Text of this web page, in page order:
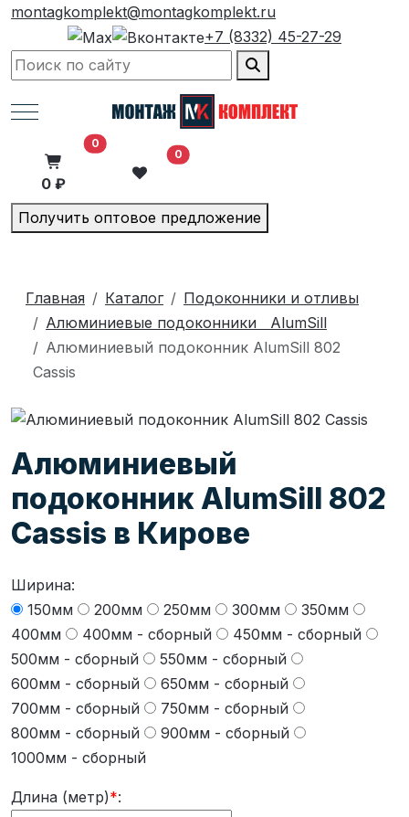
montagkomplekt@montagkomplekt.ru
+7 (8332) 45-27-29
Mobile Menu Toggle
0В корзину
0 ₽
0
Получить оптовое предложение
Главная Каталог
Подоконники и отливы
Алюминиевые подоконники AlumSill
Алюминиевый подоконник AlumSill 802
Cassis
Алюминиевый
подоконник AlumSill 802
Cassis в Кирове
Ширина:
150мм
200мм 250мм 300мм
350мм
400мм
400мм - сборный
450мм - сборный
500мм - сборный
550мм - сборный
600мм - сборный
650мм - сборный
700мм - сборный
750мм - сборный
800мм - сборный
900мм - сборный
1000мм - сборный
Длина (метр)*: